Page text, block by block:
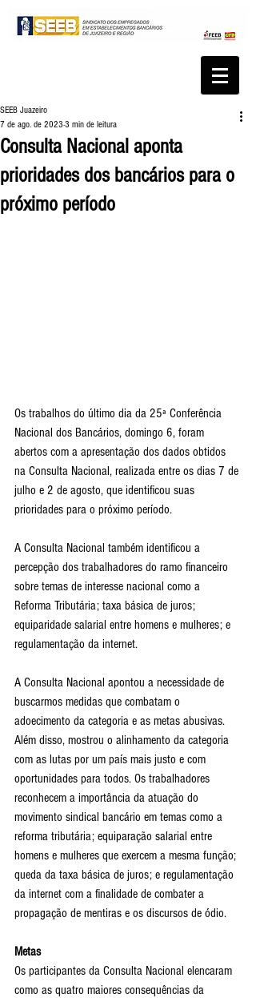
Consulta Nacional aponta
prioridades dos bancários para o
próximo período
SEEB Juazeiro
7 de ago. de 2023 3 min de leitura
Os trabalhos do último dia da 25ª Conferência
Nacional dos Bancários, domingo 6, foram
abertos com a apresentação dos dados obtidos
na Consulta Nacional, realizada entre os dias 7 de
julho e 2 de agosto, que identificou suas
prioridades para o próximo período.
A Consulta Nacional também identificou a
percepção dos trabalhadores do ramo financeiro
sobre temas de interesse nacional como a
Reforma Tributária; taxa básica de juros;
equiparidade salarial entre homens e mulheres; e
regulamentação da internet.
A Consulta Nacional apontou a necessidade de
buscarmos medidas que combatam o
adoecimento da categoria e as metas abusivas.
Além disso, mostrou o alinhamento da categoria
com as lutas por um país mais justo e com
oportunidades para todos. Os trabalhadores
reconhecem a importância da atuação do
movimento sindical bancário em temas como a
reforma tributária; equiparação salarial entre
homens e mulheres que exercem a mesma função;
queda da taxa básica de juros; e regulamentação
da internet com a finalidade de combater a
propagação de mentiras e os discursos de ódio.
Metas
Os participantes da Consulta Nacional elencaram
como as quatro maiores consequências da